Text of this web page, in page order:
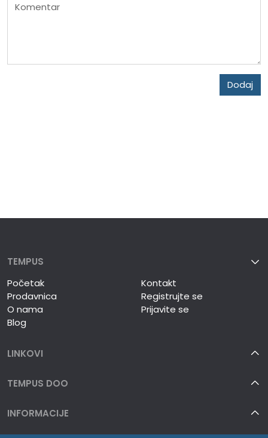
Komentar
Dodaj
TEMPUS
Početak
Prodavnica
O nama
Blog
Kontakt
Registrujte se
Prijavite se
LINKOVI
TEMPUS DOO
INFORMACIJE